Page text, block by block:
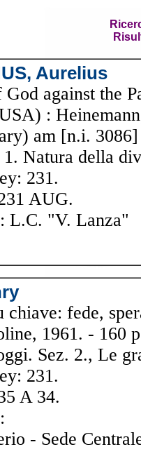
Aurelius
against the
:
am [n.i. 3086]
Natura della
231.
AUG.
L.C. "V. Lanza"
fede,
1961. - 160
Sez. 2., Le
231.
A 34.
- Sede